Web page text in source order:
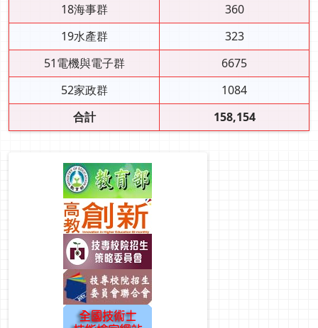
18海事群
360
19水產群
323
51電機與電子群
6675
52家政群
1084
合計
158,154